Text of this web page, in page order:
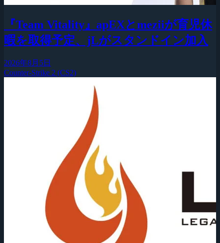
『Team Vitality』apEXとmeziiが育児休
暇を取得予定、jLがスタンドイン加入
2026年8月5日
Counter-Strike 2 (CS2)